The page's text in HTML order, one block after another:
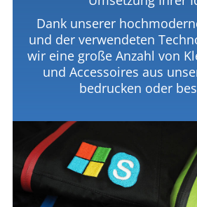
Dank unserer
und der verwendeten
wir eine große Anzahl von
und Accessoires aus
bedrucken oder